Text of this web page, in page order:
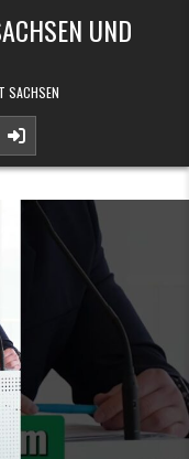
UND
SACHSEN